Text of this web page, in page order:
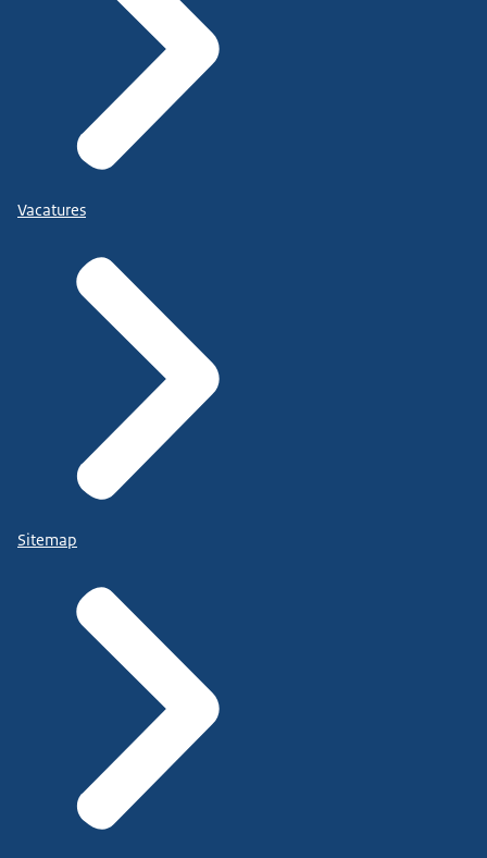
Vacatures
Sitemap